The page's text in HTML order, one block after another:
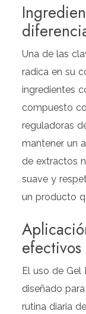
Una de las
radica en su
ingredientes
compuesto
reguladoras
mantener un
de extractos
suave y
un producto
efectivos
El uso de Gel
diseñado
rutina diaria